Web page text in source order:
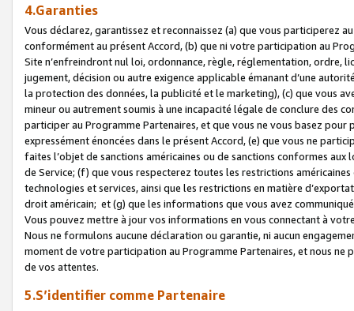
4.Garanties
Vous déclarez, garantissez et reconnaissez (a) que vous participerez
conformément au présent Accord, (b) que ni votre participation au
Site n’enfreindront nul loi, ordonnance, règle, réglementation, ordre,
jugement, décision ou autre exigence applicable émanant d’une
la protection des données, la publicité et le marketing), (c) que vous
mineur ou autrement soumis à une incapacité légale de conclure des
participer au Programme Partenaires, et que vous ne vous basez
expressément énoncées dans le présent Accord, (e) que vous ne
faites l’objet de sanctions américaines ou de sanctions conformes
de Service; (f) que vous respecterez toutes les restrictions
technologies et services, ainsi que les restrictions en matière
droit américain; et (g) que les informations que vous avez
Vous pouvez mettre à jour vos informations en vous connectant à
Nous ne formulons aucune déclaration ou garantie, ni aucun
moment de votre participation au Programme Partenaires, et nous
de vos attentes.
5.S’identifier comme Partenaire